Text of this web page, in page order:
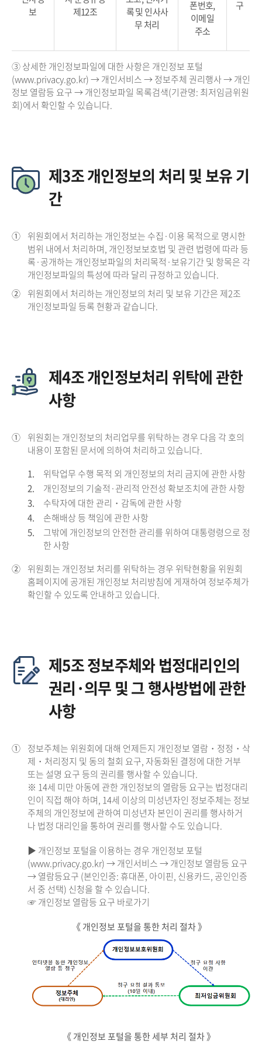
보
제12조
록 및 인사사
무 처리
폰번호,
이메일
주소
구
③ 상세한 개인정보파일에 대한 사항은 개인정보 포털
(www.privacy.go.kr) → 개인서비스 → 정보주체 권리행사 → 개인
정보 열람등 요구 → 개인정보파일 목록검색(기관명: 최저임금위원
회)에서 확인할 수 있습니다.
제3조 개인정보의 처리 및 보유 기
간
① 위원회에서 처리하는 개인정보는 수집·이용 목적으로 명시한
범위 내에서 처리하며, 개인정보보호법 및 관련 법령에 따라 등
록·공개하는 개인정보파일의 처리목적·보유기간 및 항목은 각
개인정보파일의 특성에 따라 달리 규정하고 있습니다.
② 위원회에서 처리하는 개인정보의 처리 및 보유 기간은 제2조
개인정보파일 등록 현황과 같습니다.
제4조 개인정보처리 위탁에 관한
사항
① 위원회는 개인정보의 처리업무를 위탁하는 경우 다음 각 호의
내용이 포함된 문서에 의하여 처리하고 있습니다.
1.
위탁업무 수행 목적 외 개인정보의 처리 금지에 관한 사항
2.
개인정보의 기술적·관리적 안전성 확보조치에 관한 사항
3.
수탁자에 대한 관리・감독에 관한 사항
4.
손해배상 등 책임에 관한 사항
5.
그밖에 개인정보의 안전한 관리를 위하여 대통령령으로 정
한 사항
② 위원회는 개인정보 처리를 위탁하는 경우 위탁현황을 위원회
홈페이지에 공개된 개인정보 처리방침에 게재하여 정보주체가
확인할 수 있도록 안내하고 있습니다.
제5조 정보주체와 법정대리인의
권리·의무 및 그 행사방법에 관한
사항
① 정보주체는 위원회에 대해 언제든지 개인정보 열람・정정・삭
제・처리정지 및 동의 철회 요구, 자동화된 결정에 대한 거부
또는 설명 요구 등의 권리를 행사할 수 있습니다.
※ 14세 미만 아동에 관한 개인정보의 열람등 요구는 법정대리
인이 직접 해야 하며, 14세 이상의 미성년자인 정보주체는 정보
주체의 개인정보에 관하여 미성년자 본인이 권리를 행사하거
나 법정 대리인을 통하여 권리를 행사할 수도 있습니다.
▶ 개인정보 포털을 이용하는 경우 개인정보 포털
(www.privacy.go.kr) → 개인서비스 → 개인정보 열람등 요구
→ 열람등요구 (본인인증: 휴대폰, 아이핀, 신용카드, 공인인증
서 중 선택) 신청을 할 수 있습니다.
☞ 개인정보 열람등 요구 바로가기
《 개인정보 포털을 통한 처리 절차 》
《 개인정보 포털을 통한 세부 처리 절차 》